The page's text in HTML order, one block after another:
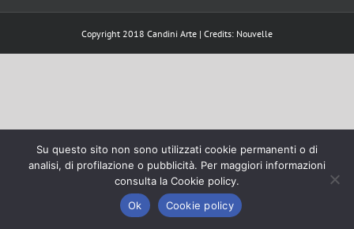
Copyright 2018 Candini Arte | Credits: Nouvelle
Su questo sito non sono utilizzati cookie permanenti o di
analisi, di profilazione o pubblicità. Per maggiori informazioni
consulta la Cookie policy.
Ok
Cookie policy